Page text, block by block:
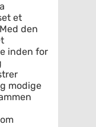
et
den
inden for
modige